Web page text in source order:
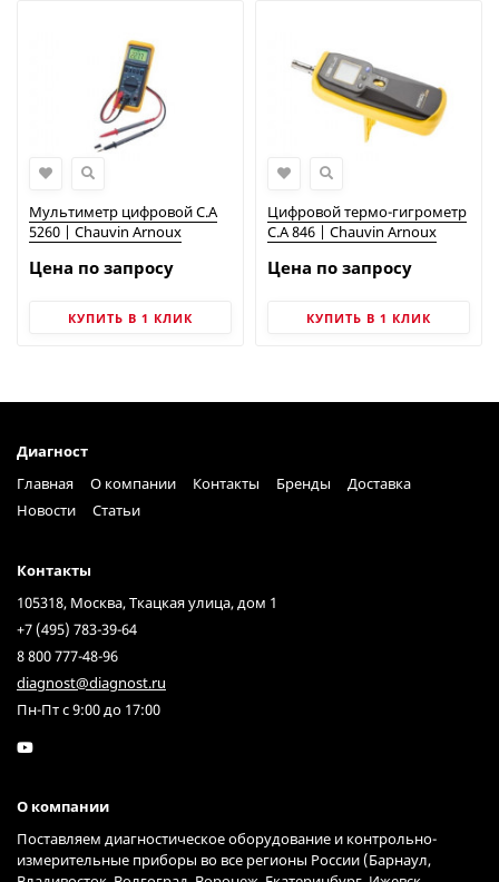
Мультиметр цифровой C.A
5260 | Chauvin Arnoux
Цена по запросу
КУПИТЬ В 1 КЛИК
Цифровой термо-гигрометр
C.A 846 | Chauvin Arnoux
Цена по запросу
КУПИТЬ В 1 КЛИК
Диагност
Главная
О компании Контакты Бренды
Доставка
Новости
Статьи
Контакты
105318, Москва, Ткацкая улица, дом 1
+7 (495) 783-39-64
8 800 777-48-96
diagnost@diagnost.ru
Пн-Пт с 9:00 до 17:00
О компании
Поставляем диагностическое оборудование и контрольно-
измерительные приборы во все регионы России (Барнаул,